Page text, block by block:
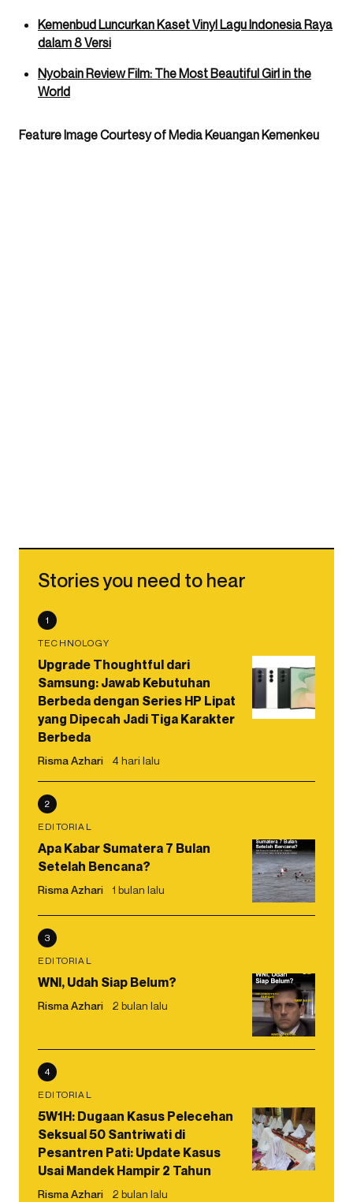
Kemenbud Luncurkan Kaset Vinyl Lagu Indonesia Raya
dalam 8 Versi
Nyobain Review Film: The Most Beautiful Girl in the
World
Feature Image Courtesy of Media Keuangan Kemenkeu
Stories you need to hear
1
TECHNOLOGY
Upgrade Thoughtful dari
Samsung: Jawab Kebutuhan
Berbeda dengan Series HP Lipat
yang Dipecah Jadi Tiga Karakter
Berbeda
Risma Azhari 4 hari lalu
2
EDITORIAL
Apa Kabar Sumatera 7 Bulan
Setelah Bencana?
Risma Azhari 1 bulan lalu
3
EDITORIAL
WNI, Udah Siap Belum?
Risma Azhari 2 bulan lalu
4
EDITORIAL
5W1H: Dugaan Kasus Pelecehan
Seksual 50 Santriwati di
Pesantren Pati: Update Kasus
Usai Mandek Hampir 2 Tahun
Risma Azhari 2 bulan lalu